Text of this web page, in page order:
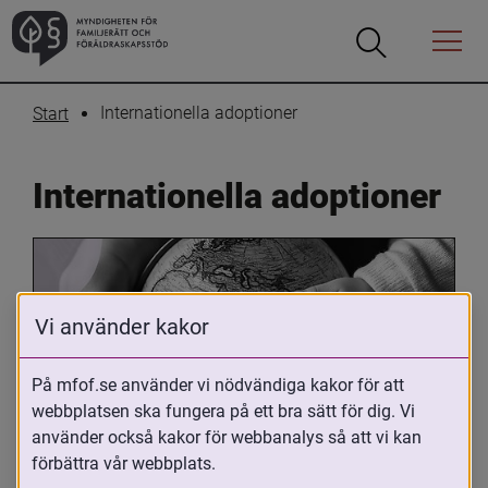
Öppna
Öppna
Menyn
Start Internationella adoptioner
Internationella adoptioner
Oavsett om du är adopterad,
adoptivförälder eller arbetar med
Vi använder kakor
På mfof.se använder vi nödvändiga kakor för att
webbplatsen ska fungera på ett bra sätt för dig. Vi
använder också kakor för webbanalys så att vi kan
förbättra vår webbplats.